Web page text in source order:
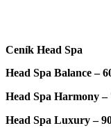
Ceník Head Spa
Head Spa Balance –
Head Spa Harmony
Head Spa Luxury –